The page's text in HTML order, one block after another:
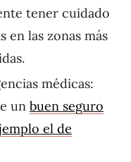
tener cuidado
en las zonas más
médicas:
un buen seguro
el de